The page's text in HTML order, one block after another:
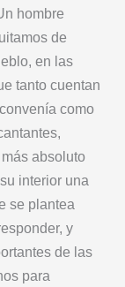
hombre
de
en las
tanto cuentan
como
absoluto
interior una
se plantea
y
de las
para